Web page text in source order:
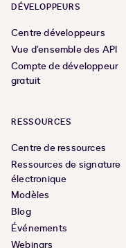
DÉVELOPPEURS
Centre développeurs
Vue d’ensemble des API
Compte de développeur
gratuit
RESSOURCES
Centre de ressources
Ressources de signature
électronique
Modèles
Blog
Événements
Webinars